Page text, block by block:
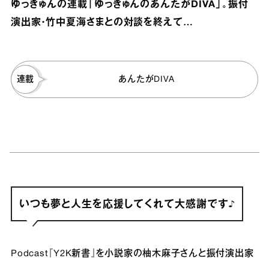
ゆっきゅんの連載「ゆっきゅんのあんたがDIVA」。振付
演出家・竹中夏海さまとの対談を終えて…
連載 あんたがDIVA
いつも夢と人生を応援してくれて大感謝です♪
Podcast『Y2K新書』を小説家の柚木麻子さんと振付演出家